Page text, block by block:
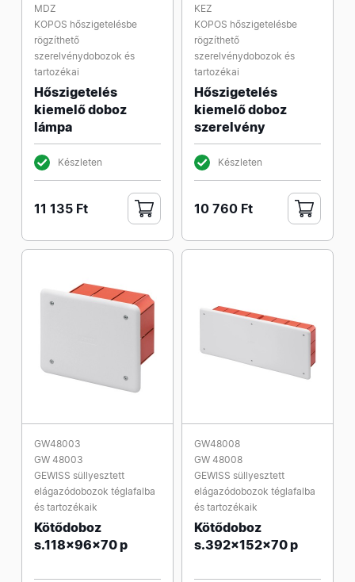
MDZ
KOPOS hőszigetelésbe
rögzíthető
szerelvénydobozok és
tartozékai
Hőszigetelés
kiemelő doboz
lámpa
Készleten
11 135 Ft
KEZ
KOPOS hőszigetelésbe
rögzíthető
szerelvénydobozok és
tartozékai
Hőszigetelés
kiemelő doboz
szerelvény
Készleten
10 760 Ft
GW48003
GW 48003
GEWISS süllyesztett
elágazódobozok téglafalba
és tartozékaik
Kötődoboz
s.118x96x70 p
GW48008
GW 48008
GEWISS süllyesztett
elágazódobozok téglafalba
és tartozékaik
Kötődoboz
s.392x152x70 p